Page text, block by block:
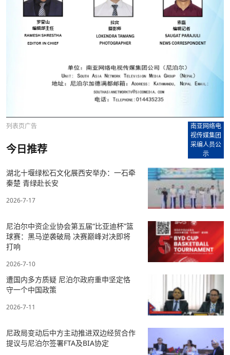
列表页广告
南亚网络电
视传媒集团
采编人员公
示
今日推荐
湖北十堰绿松石文化展西安举办：一石牵
秦楚 青绿赴长安
2026-7-17
尼泊尔中资企业协会第五届“比亚迪杯”篮
球赛：黑马逆袭破局 决赛巅峰对决即将
打响
2026-7-10
遭国内多方质疑 尼泊尔政府重申坚定恪
守一个中国政策
2026-7-11
尼政局变动后中方主动推进双边经贸合作
提议与尼泊尔签署FTA及BIA协定